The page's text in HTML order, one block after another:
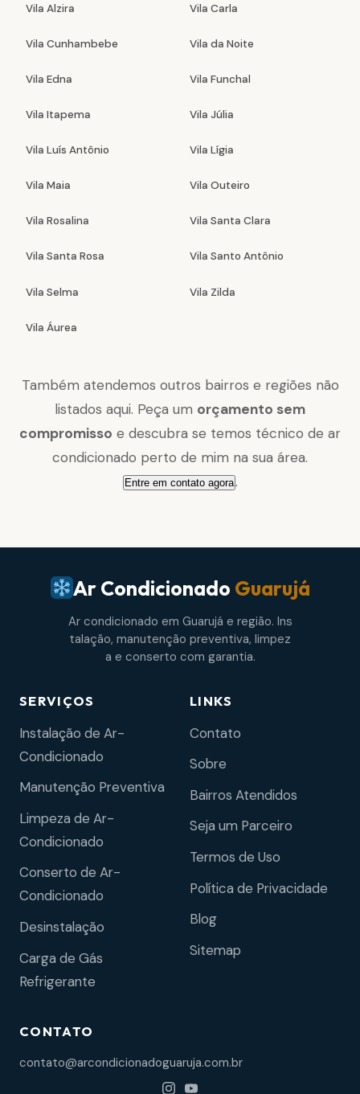
Vila Alzira Vila Carla
Vila Cunhambebe Vila da Noite
Vila Edna Vila Funchal
Vila Itapema Vila Júlia
Vila Luís Antônio Vila Lígia
Vila Maia Vila Outeiro
Vila Rosalina Vila Santa Clara
Vila Santa Rosa Vila Santo Antônio
Vila Selma Vila Zilda
Vila Áurea
Também atendemos outros bairros e regiões não
listados aqui. Peça um orçamento sem
compromisso e descubra se temos técnico de ar
condicionado perto de mim na sua área.
Entre em contato agora.
Ar Condicionado Guarujá
Ar condicionado em Guarujá e região. Ins
talação, manutenção preventiva, limpez
a e conserto com garantia.
SERVIÇOS
Instalação de Ar-
Condicionado
Manutenção Preventiva
Limpeza de Ar-
Condicionado
Conserto de Ar-
Condicionado
Desinstalação
Carga de Gás
Refrigerante
LINKS
Contato
Sobre
Bairros Atendidos
Seja um Parceiro
Termos de Uso
Política de Privacidade
Blog
Sitemap
CONTATO
contato@arcondicionadoguaruja.com.br